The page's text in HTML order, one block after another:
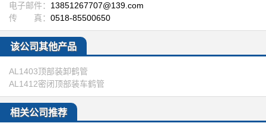
电子邮件： 13851267707@139.com
传 真： 0518-85500650
该公司其他产品
AL1403顶部装卸鹤管
AL1412密闭顶部装车鹤管
相关公司推荐